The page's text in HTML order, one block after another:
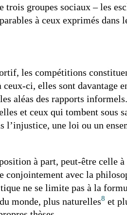
trois groupes sociaux – les
à ceux exprimés dans
les compétitions
ci, elles sont davantage
aléas des rapports
et ceux qui tombent sous
une loi ou un
à part, peut-être celle
conjointement avec la
ne se limite pas à la
monde, plus naturelles8 et